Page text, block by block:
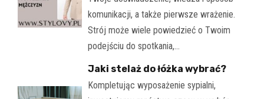
komunikacji, a także pierwsze wrażenie.
Strój może wiele powiedzieć o Twoim
podejściu do spotkania,…
Jaki stelaż do łóżka wybrać?
Kompletując wyposażenie sypialni,